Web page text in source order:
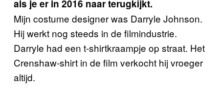
als je er in 2016 naar terugkijkt.
Mijn costume designer was Darryle Johnson.
Hij werkt nog steeds in de filmindustrie.
Darryle had een t-shirtkraampje op straat. Het
Crenshaw-shirt in de film verkocht hij vroeger
altijd.